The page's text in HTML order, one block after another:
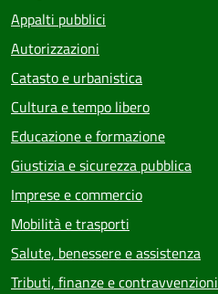
Appalti pubblici
Autorizzazioni
Catasto e urbanistica
Cultura e tempo libero
Educazione e formazione
Giustizia e sicurezza pubblica
Imprese e commercio
Mobilità e trasporti
Salute, benessere e assistenza
Tributi, finanze e contravvenzioni